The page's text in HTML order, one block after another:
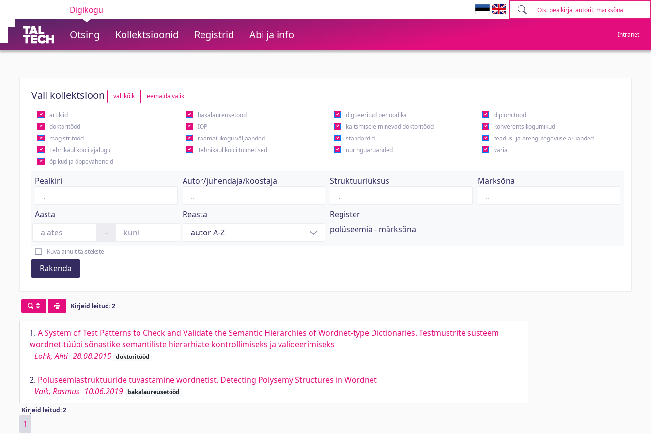
Digikogu
Otsing Kollektsioonid Registrid Abi ja info Intranet
Vali kollektsioon vali kõik eemalda valik
artiklid bakalaureusetööd digiteeritud perioodika
diplomitööd
doktoritööd
IOP kaitsmisele minevad doktoritööd
konverentsikogumikud
magistritööd
raamatukogu väljaanded standardid
teadus- ja arengutegevuse aruanded
Tehnikaülikooli ajalugu
Tehnikaülikooli toimetised uuringuaruanded
varia
õpikud ja õppevahendid
Pealkiri Autor/juhendaja/koostaja Struktuuriüksus Märksõna
Aasta
-
Reasta
Register
polüseemia - märksõna
Kuva ainult täistekste
Rakenda
Kirjeid leitud: 2
1. A System of Test Patterns to Check and Validate the Semantic Hierarchies of Wordnet-type Dictionaries. Testmustrite süsteem
wordnet-tüüpi sõnastike semantiliste hierarhiate kontrollimiseks ja valideerimiseks
Lohk, Ahti 28.08.2015 doktoritööd
2. Polüseemiastruktuuride tuvastamine wordnetist. Detecting Polysemy Structures in Wordnet
Vaik, Rasmus 10.06.2019 bakalaureusetööd
Kirjeid leitud: 2
1